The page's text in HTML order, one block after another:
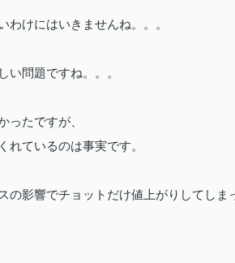
わけにはいきませんね。。。
い問題ですね。。。
ったですが、
れているのは事実です。
の影響でチョットだけ値上がりしてしま